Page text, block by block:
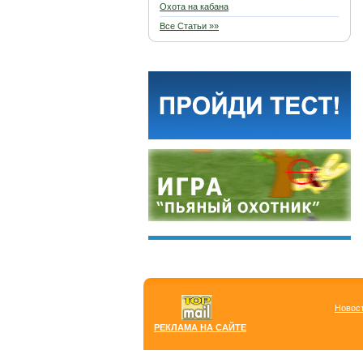
Охота на кабана
Все Статьи »»
РЕКЛАМА НА САЙТЕ